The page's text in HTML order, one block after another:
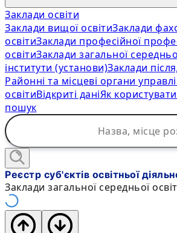
Заклади освіти
Заклади вищої освітиЗаклади
освітиЗаклади професійної
освітиЗаклади загальної
інститути (установи)Заклади
Районні та місцеві органи
освітиВідкриті даніЯк
пошук
Реєстр суб'єктів освітньої
Заклади загальної середньої